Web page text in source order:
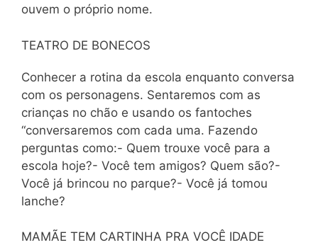
ouvem o próprio nome.
TEATRO DE BONECOS
Conhecer a rotina da escola enquanto conversa
com os personagens. Sentaremos com as
crianças no chão e usando os fantoches
“conversaremos com cada uma. Fazendo
perguntas como:- Quem trouxe você para a
escola hoje?- Você tem amigos? Quem são?-
Você já brincou no parque?- Você já tomou
lanche?
MAMÃE TEM CARTINHA PRA VOCÊ IDADE